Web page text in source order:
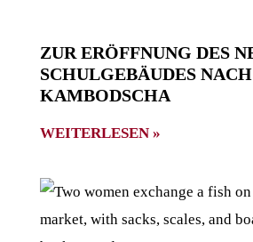
ZUR ERÖFFNUNG DES
SCHULGEBÄUDES NACH
KAMBODSCHA
WEITERLESEN »